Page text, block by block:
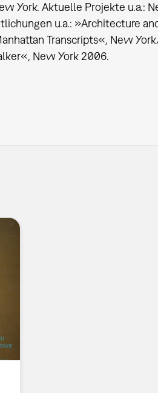
York. Aktuelle Projekte u.a.:
u.a.: »Architecture
Transcripts«, New
New York 2006.